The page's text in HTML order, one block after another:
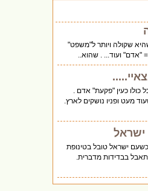
שקולה ויותר ל"משפט"
ועוד... . שהוא..
כעין "פקעת" אדם .
מעט ופניו נושקים לארץ.
ישראל
ישראל טובל בטינופת
בבדידות מדברית.